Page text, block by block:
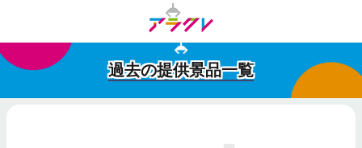
過去の提供景品一覧